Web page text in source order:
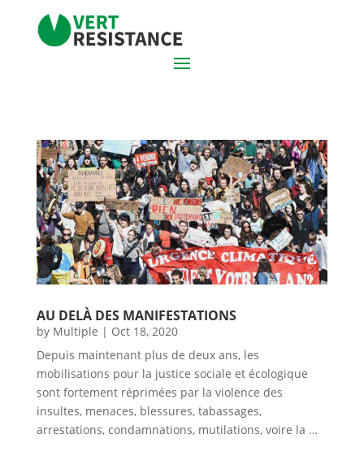
AU DELÀ DES MANIFESTATIONS
by Multiple | Oct 18, 2020
Depuis maintenant plus de deux ans, les
mobilisations pour la justice sociale et écologique
sont fortement réprimées par la violence des
insultes, menaces, blessures, tabassages,
arrestations, condamnations, mutilations, voire la …